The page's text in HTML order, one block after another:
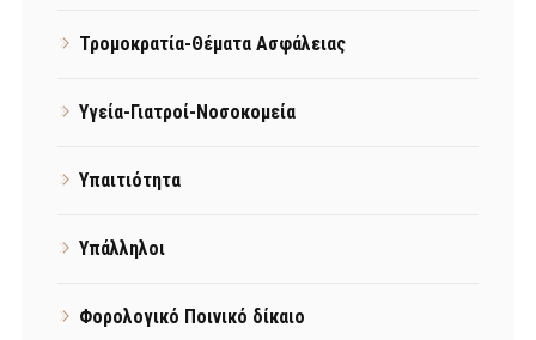
Τρομοκρατία-Θέματα Ασφάλειας
Υγεία-Γιατροί-Νοσοκομεία
Υπαιτιότητα
Υπάλληλοι
Φορολογικό Ποινικό δίκαιο